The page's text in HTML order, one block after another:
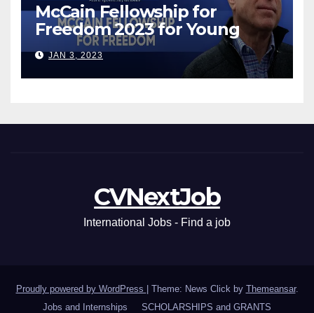
McCain Fellowship for
Freedom 2023 for Young
Leaders
JAN 3, 2023
CVNextJob
International Jobs - Find a job
Proudly powered by WordPress Theme: News Click by Themeansar.
Jobs and Internships
SCHOLARSHIPS and GRANTS